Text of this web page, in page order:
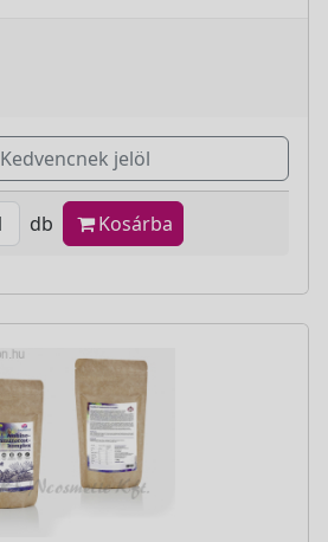
Kedvencnek jelöl
db Kosárba